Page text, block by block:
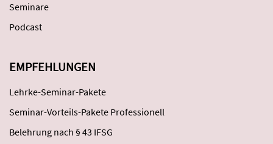
Seminare
Podcast
EMPFEHLUNGEN
Lehrke-Seminar-Pakete
Seminar-Vorteils-Pakete Professionell
Belehrung nach § 43 IFSG